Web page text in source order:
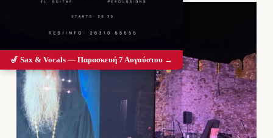
🎷 Sax & Vocals — Παρασκευή 7 Αυγούστου →